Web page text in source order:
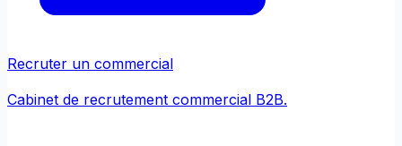
Recruter un commercial
Cabinet de recrutement commercial B2B.